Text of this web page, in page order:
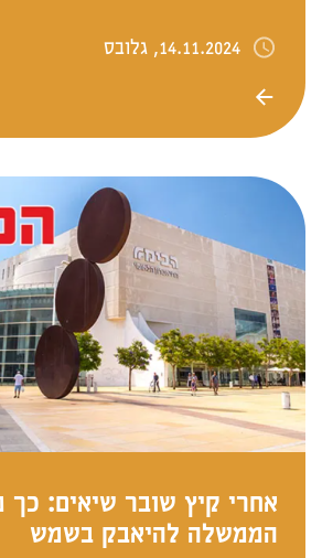
14.11.2024, גלובס
אחרי קיץ שובר שיאים: כך
הממשלה להיאבק בשמש